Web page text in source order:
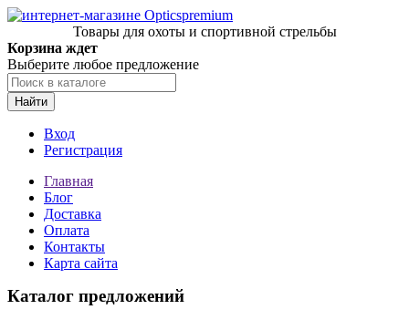
Товары для охоты и спортивной стрельбы
Корзина ждет
Выберите любое предложение
Найти
Вход
Регистрация
Главная
Блог
Доставка
Оплата
Контакты
Карта сайта
Каталог предложений